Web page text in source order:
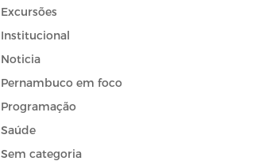
Excursões
Institucional
Noticia
Pernambuco em foco
Programação
Saúde
Sem categoria